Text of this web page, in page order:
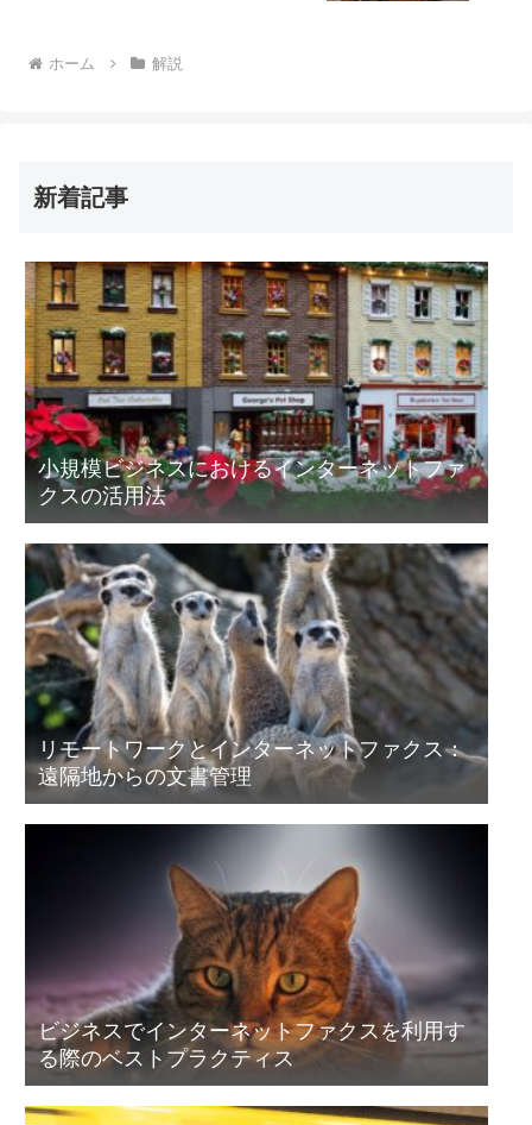
ホーム 解説
新着記事
小規模ビジネスにおけるインターネットファ
クスの活用法
リモートワークとインターネットファクス：
遠隔地からの文書管理
ビジネスでインターネットファクスを利用す
る際のベストプラクティス